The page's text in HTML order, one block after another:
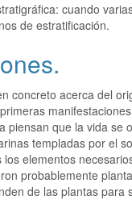
cuando
de estratificación.
concreto acerca del
piensan que la vida se
templadas por el
elementos
probablemente
de las plantas para